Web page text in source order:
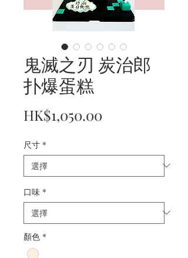
鬼滅之刃 炭治郎
扑爆蛋糕
HK$1,050.00
尺寸 *
口味 *
顏色 *